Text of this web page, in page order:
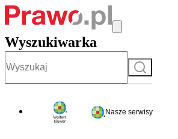
Wyszukiwarka
Szukaj
Nasze serwisy